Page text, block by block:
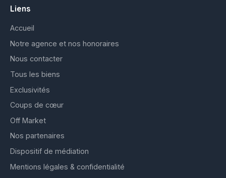
Liens
Accueil
Notre agence et nos honoraires
Nous contacter
Tous les biens
Exclusivités
Coups de cœur
Off Market
Nos partenaires
Dispositif de médiation
Mentions légales & confidentialité